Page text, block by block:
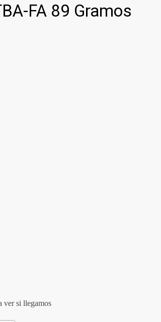
FA 89 Gramos
ver si llegamos